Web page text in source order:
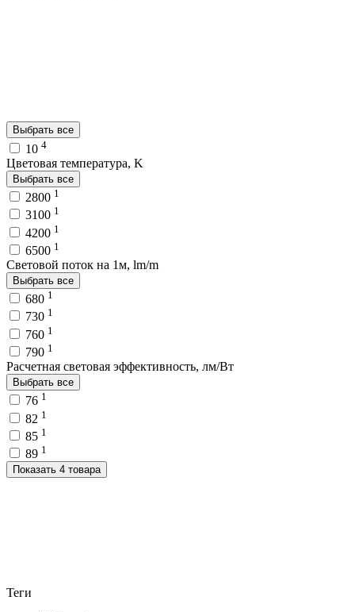
Выбрать все
10 4
Цветовая температура, K
Выбрать все
2800 1
3100 1
4200 1
6500 1
Световой поток на 1м, lm/m
Выбрать все
680 1
730 1
760 1
790 1
Расчетная световая эффективность, лм/Вт
Выбрать все
76 1
82 1
85 1
89 1
Показать 4 товара
Теги